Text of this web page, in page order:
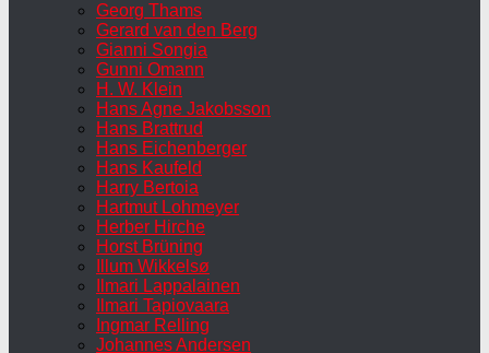
Georg Thams
Gerard van den Berg
Gianni Songia
Gunni Omann
H. W. Klein
Hans Agne Jakobsson
Hans Brattrud
Hans Eichenberger
Hans Kaufeld
Harry Bertoia
Hartmut Lohmeyer
Herber Hirche
Horst Brüning
Illum Wikkelsø
Ilmari Lappalainen
Ilmari Tapiovaara
Ingmar Relling
Johannes Andersen